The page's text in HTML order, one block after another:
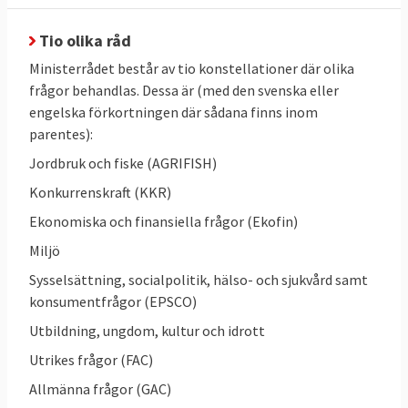
makars och registrerade partners
förmögenhetsförhållanden.
Ministerrådet har somregel två
betydelsefulla nivåer under ministernivå:
Arbetsgruppsnivå och Coreper. I vissa frågor
finns också särskilda kommittéer.
Arbetsgrupper består av sakkunniga
diplomater från varje medlemsland som
vanligtvis går igenom EU-kommissionens
förslag mycket grundligt. När en
arbetsgrupp anses klar lyfts ärendet upp till
ländernas chefsdiplomater i det så kallade
Tio olika råd
Ministerrådet består av tio konstellationer där olika
frågor behandlas. Dessa är (med den svenska eller
engelska förkortningen där sådana finns inom
parentes):
Jordbruk och fiske (AGRIFISH)
Konkurrenskraft (KKR)
Ekonomiska och finansiella frågor (Ekofin)
Miljö
Sysselsättning, socialpolitik, hälso- och sjukvård samt
konsumentfrågor (EPSCO)
Utbildning, ungdom, kultur och idrott
Utrikes frågor (FAC)
Allmänna frågor (GAC)